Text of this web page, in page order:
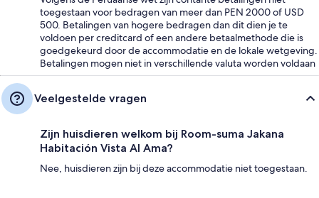
toegestaan voor bedragen van meer dan PEN 2000 of USD
500. Betalingen van hogere bedragen dan dit dien je te
voldoen per creditcard of een andere betaalmethode die is
goedgekeurd door de accommodatie en de lokale wetgeving.
Betalingen mogen niet in verschillende valuta worden voldaan
Veelgestelde vragen
Zijn huisdieren welkom bij Room-suma Jakana
Habitación Vista Al Ama?
Nee, huisdieren zijn bij deze accommodatie niet toegestaan.